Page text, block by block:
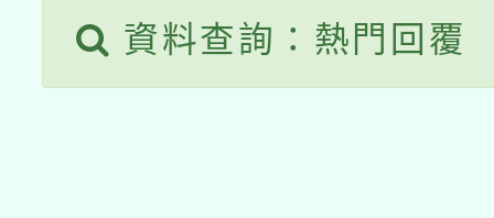
資料查詢：熱門回覆